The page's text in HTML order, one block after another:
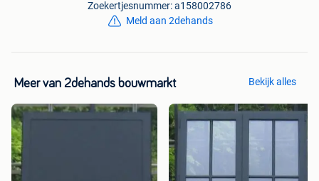
Zoekertjesnummer: a158002786
Meld aan 2dehands
Meer van 2dehands bouwmarkt Bekijk alles